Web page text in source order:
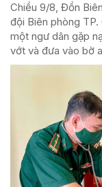
Chiều 9/8, Đồn
đội Biên phòng
một ngư dân gặp
vớt và đưa vào bờ